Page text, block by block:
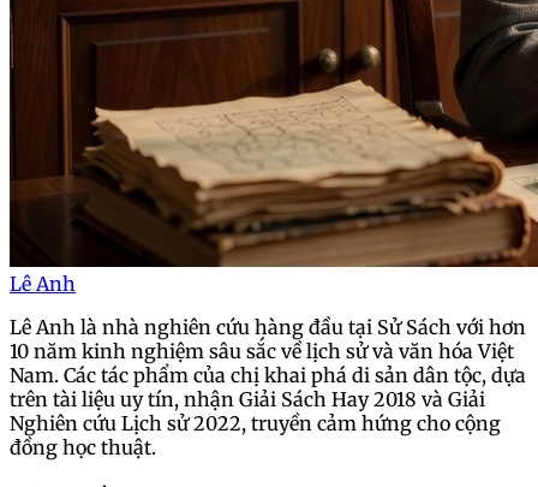
Lê Anh
Lê Anh là nhà nghiên cứu hàng đầu tại Sử Sách với hơn
10 năm kinh nghiệm sâu sắc về lịch sử và văn hóa Việt
Nam. Các tác phẩm của chị khai phá di sản dân tộc, dựa
trên tài liệu uy tín, nhận Giải Sách Hay 2018 và Giải
Nghiên cứu Lịch sử 2022, truyền cảm hứng cho cộng
đồng học thuật.